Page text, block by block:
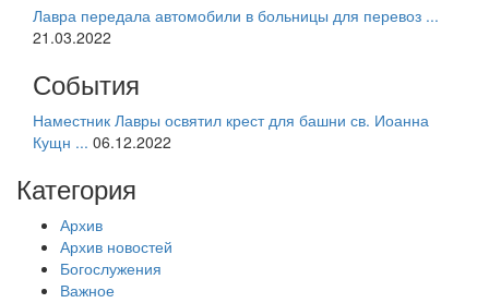
Лавра передала автомобили в больницы для перевоз ...
21.03.2022
События
Наместник Лавры освятил крест для башни св. Иоанна
Кущн ... 06.12.2022
Категория
Архив
Архив новостей
Богослужения
Важное